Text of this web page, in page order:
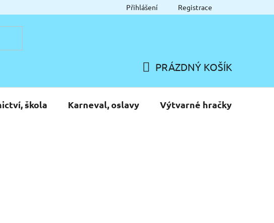
Přihlášení Registrace
KOŠÍK
PRÁZDNÝ KOŠÍK
škola Karneval, oslavy Výtvarné hračky